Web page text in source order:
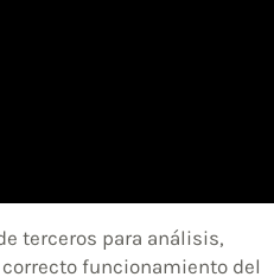
terceros para análisis,
funcionamiento del